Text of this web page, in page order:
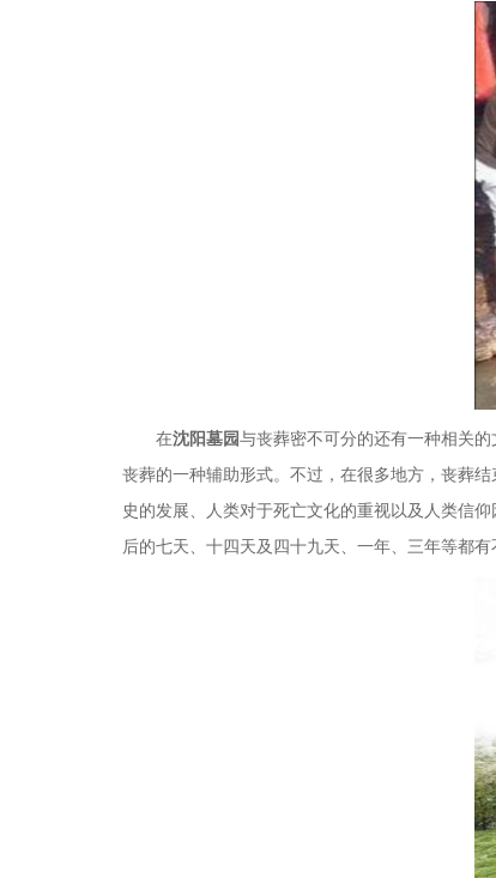
在沈阳墓园与丧葬密不可分的还有一种相关
丧葬的一种辅助形式。不过，在很多地方，丧葬
史的发展、人类对于死亡文化的重视以及人类信
后的七天、十四天及四十九天、一年、三年等都有